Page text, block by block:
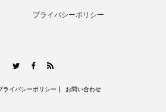
プライバシーポリシー
TwitterFacebook
ライバシーポリシー お問い合わせ